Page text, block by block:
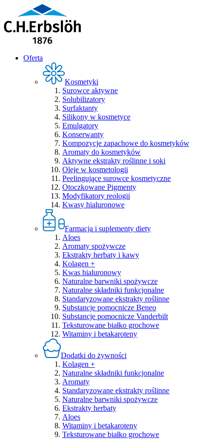
Oferta
Kosmetyki
Surowce aktywne
Solubilizatory
Surfaktanty
Silikony w kosmetyce
Emulgatory
Konserwanty
Kompozycje zapachowe do kosmetyków
Aromaty do kosmetyków
Aktywne ekstrakty roślinne i soki
Oleje w kosmetologii
Peelingujące surowce kosmetyczne
Otoczkowane Pigmenty
Modyfikatory reologii
Kwasy hialuronowe
Farmacja i suplementy diety
Aloes
Aromaty spożywcze
Ekstrakty herbaty i kawy
Kolagen +
Kwas hialuronowy
Naturalne barwniki spożywcze
Naturalne składniki funkcjonalne
Standaryzowane ekstrakty roślinne
Substancje pomocnicze Beneo
Substancje pomocnicze Vanderbilt
Teksturowane białko grochowe
Witaminy i betakaroteny
Dodatki do żywności
Kolagen +
Naturalne składniki funkcjonalne
Aromaty
Standaryzowane ekstrakty roślinne
Naturalne barwniki spożywcze
Ekstrakty herbaty
Aloes
Witaminy i betakaroteny
Teksturowane białko grochowe